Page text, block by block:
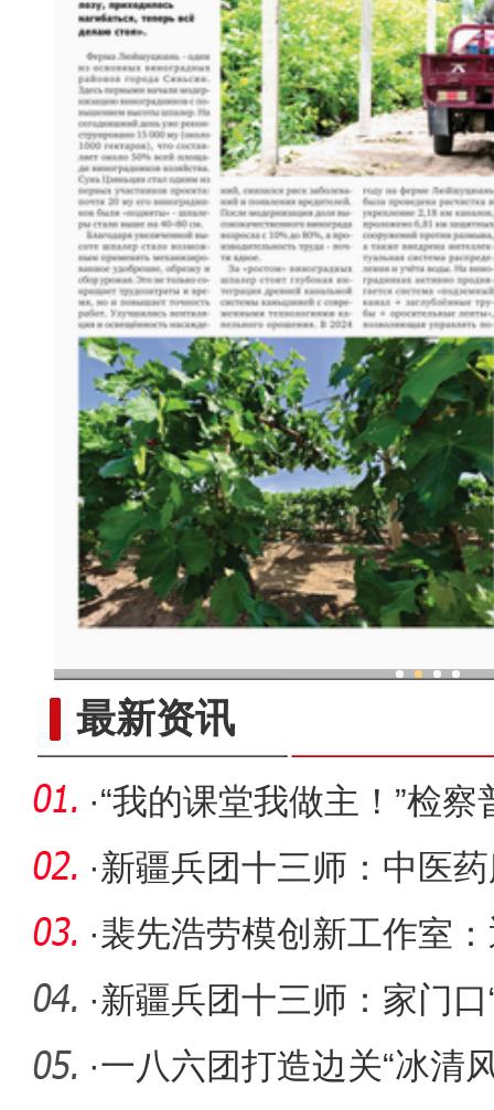
最新资讯
·“我的课堂我做主！”检察
·新疆兵团十三师：中医
者更有“
·裴先浩劳模创新工作室
生“温暖防
·新疆兵团十三师：家门
福生活
·一八六团打造边关“冰清